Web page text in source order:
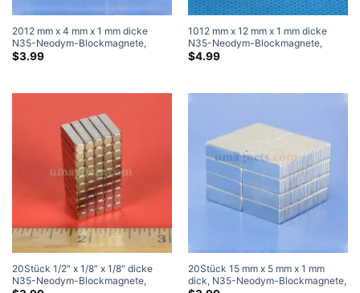
2012 mm x 4 mm x 1 mm dicke
N35-Neodym-Blockmagnete,
superstarke Magnete
$3.99
1012 mm x 12 mm x 1 mm dicke
N35-Neodym-Blockmagnete,
superstarke Magnete
$4.99
20Stück 1/2″ x 1/8″ x 1/8″ dicke
N35-Neodym-Blockmagnete,
20Stück 15 mm x 5 mm x 1 mm
dick, N35-Neodym-Blockmagnete,